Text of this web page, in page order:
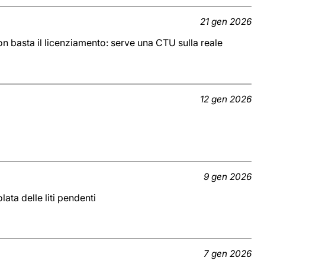
21 gen 2026
basta il licenziamento: serve una CTU sulla reale
12 gen 2026
9 gen 2026
delle liti pendenti
7 gen 2026